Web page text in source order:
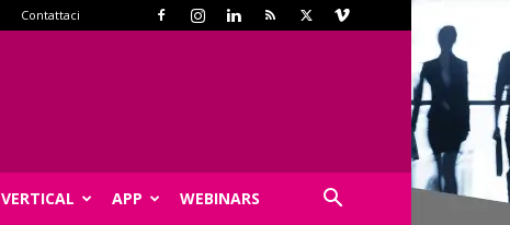
Contattaci
VERTICAL APP WEBINARS